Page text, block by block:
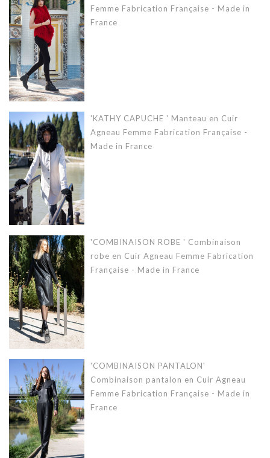
Femme Fabrication Française - Made in
France
'KATHY CAPUCHE ' Manteau en Cuir
Agneau Femme Fabrication Française -
Made in France
'COMBINAISON ROBE ' Combinaison
robe en Cuir Agneau Femme Fabrication
Française - Made in France
'COMBINAISON PANTALON'
Combinaison pantalon en Cuir Agneau
Femme Fabrication Française - Made in
France